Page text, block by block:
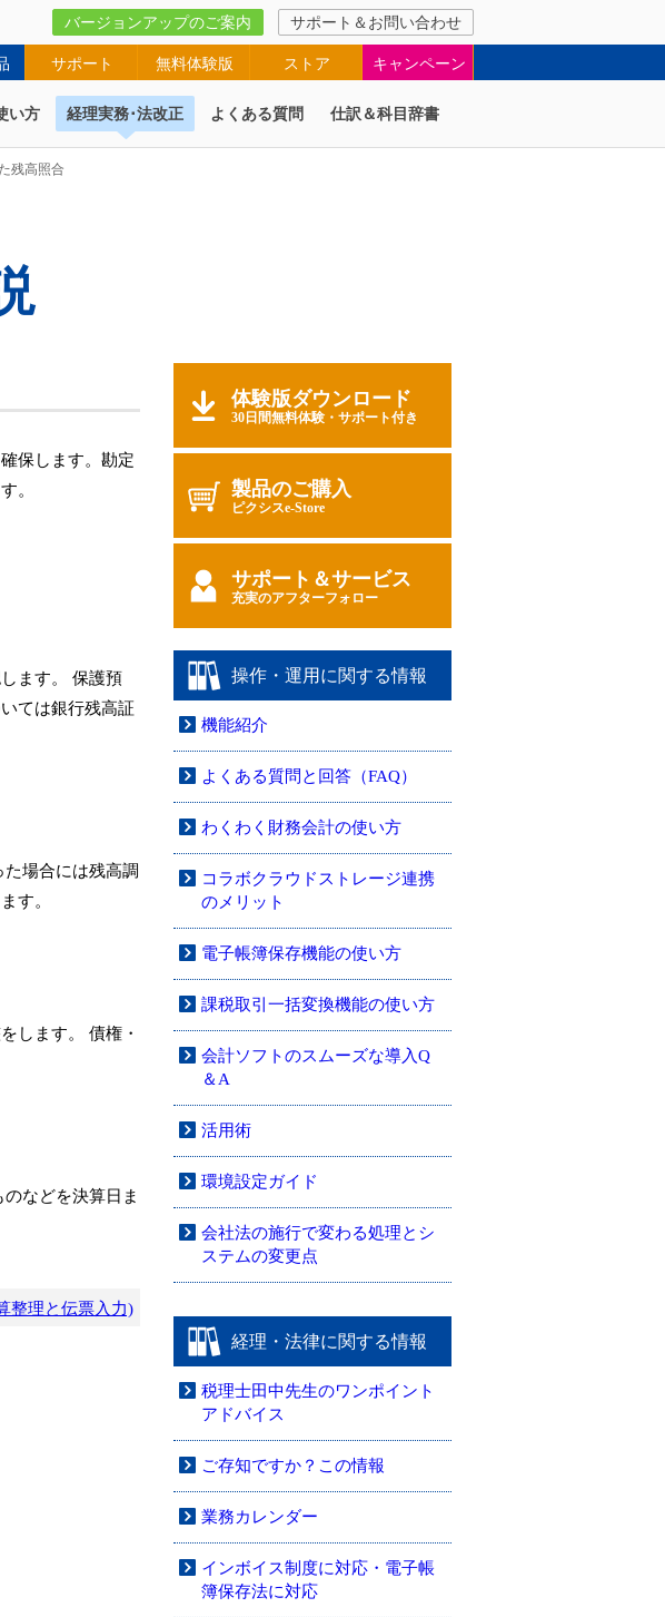
バージョンアップのご案内 サポート＆お問い合わせ
サポート 無料体験版 ストア キャンペーン
い方 経理実務･法改正 よくある質問 仕訳＆科目辞書
残高照合
保します。勘定
。
ます。 保護預
ては銀行残高証
場合には残高調
す。
します。 債権・
などを決算日ま
整理と伝票入力)
体験版ダウンロード
30日間無料体験・サポート付き
製品のご購入
ピクシスe-Store
サポート＆サービス
充実のアフターフォロー
操作・運用に関する情報
機能紹介
よくある質問と回答（FAQ）
わくわく財務会計の使い方
コラボクラウドストレージ連携
のメリット
電子帳簿保存機能の使い方
課税取引一括変換機能の使い方
会計ソフトのスムーズな導入Q
＆A
活用術
環境設定ガイド
会社法の施行で変わる処理とシ
ステムの変更点
経理・法律に関する情報
税理士田中先生のワンポイント
アドバイス
ご存知ですか？この情報
業務カレンダー
インボイス制度に対応・電子帳
簿保存法に対応